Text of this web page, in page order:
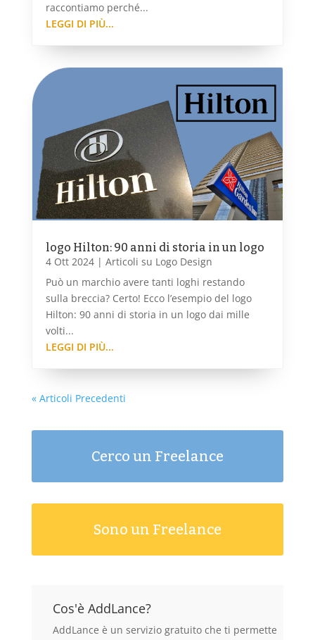
raccontiamo perché...
LEGGI DI PIÙ...
logo Hilton: 90 anni di storia in un logo
4 Ott 2024| Articoli su Logo Design
Può un marchio avere tanti loghi restando
sulla breccia? Certo! Ecco l’esempio del logo
Hilton: 90 anni di storia in un logo dai mille
volti...
LEGGI DI PIÙ...
« Articoli Precedenti
Cerco un Freelance
Sono un Freelance
Cos'è AddLance?
AddLance è un servizio gratuito che ti permette